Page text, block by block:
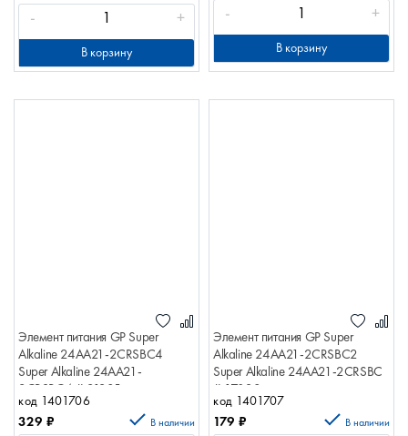
- +
В корзину
- +
В корзину
Элемент питания GP Super
Alkaline 24AA21-2CRSBC4
Super Alkaline 24AA21-
2CRSBC4 # 21385
код 1401706
329 ₽ В наличии
Элемент питания GP Super
Alkaline 24AA21-2CRSBC2
Super Alkaline 24AA21-2CRSBC
# 17038
код 1401707
179 ₽ В наличии